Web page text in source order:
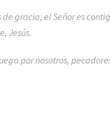
gracia; el Señor es
Jesús.
por nosotros,